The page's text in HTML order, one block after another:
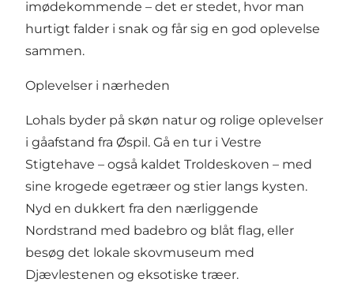
imødekommende – det er stedet, hvor man
hurtigt falder i snak og får sig en god oplevelse
sammen.
Oplevelser i nærheden
Lohals byder på skøn natur og rolige oplevelser
i gåafstand fra Øspil. Gå en tur i Vestre
Stigtehave – også kaldet Troldeskoven – med
sine krogede egetræer og stier langs kysten.
Nyd en dukkert fra den nærliggende
Nordstrand med badebro og blåt flag, eller
besøg det lokale skovmuseum med
Djævlestenen og eksotiske træer.